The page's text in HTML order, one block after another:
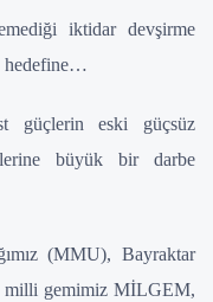
iktidar devşirme
hedefine…
güçlerin eski güçsüz
büyük bir darbe
(MMU), Bayraktar
milli gemimiz MİLGEM,